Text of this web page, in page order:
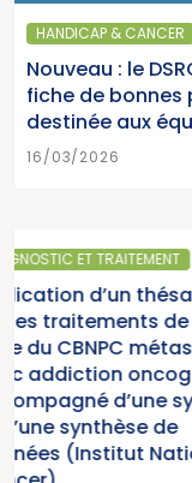
HANDICAP & CANCER
Nouveau : le
fiche de bonnes
destinée aux
16/03/2026
du